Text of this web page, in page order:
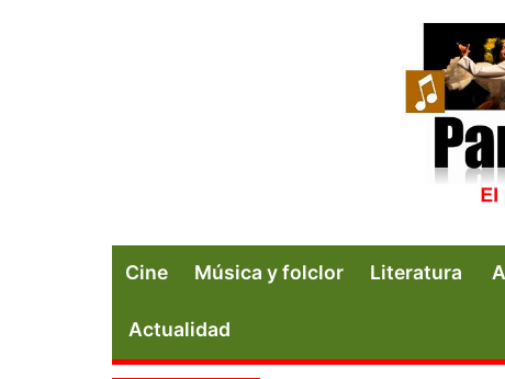
Cine Música y folclor Literatura
Actualidad